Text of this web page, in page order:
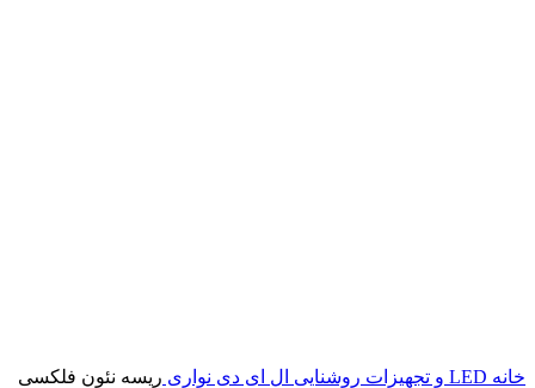
خانه LED و تجهیزات روشنایی ال ای دی نواری ریسه نئون فلکسی